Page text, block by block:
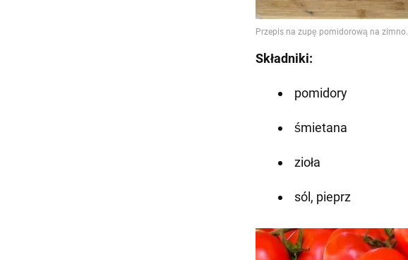
Składniki:
pomidory
śmietana
zioła
sól, pieprz